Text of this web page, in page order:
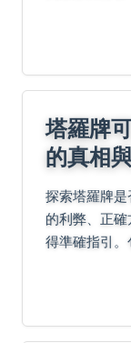
塔羅牌
的真相
探索塔羅牌
的利弊、正
得準確指引。